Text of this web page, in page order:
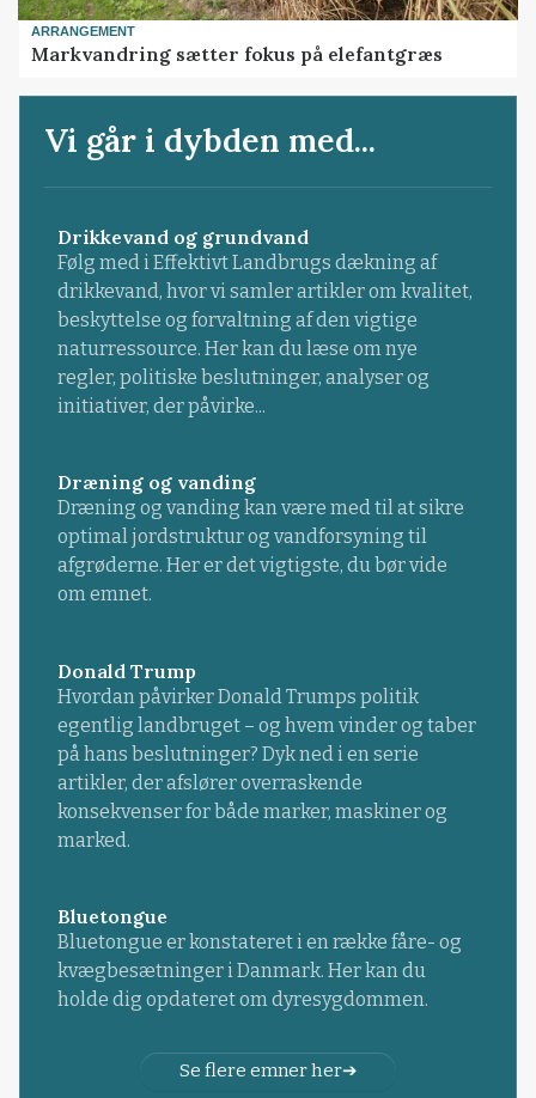
ARRANGEMENT
Markvandring sætter fokus på elefantgræs
Vi går i dybden med...
Drikkevand og grundvand
Følg med i Effektivt Landbrugs dækning af
drikkevand, hvor vi samler artikler om kvalitet,
beskyttelse og forvaltning af den vigtige
naturressource. Her kan du læse om nye
regler, politiske beslutninger, analyser og
initiativer, der påvirke...
Dræning og vanding
Dræning og vanding kan være med til at sikre
optimal jordstruktur og vandforsyning til
afgrøderne. Her er det vigtigste, du bør vide
om emnet.
Donald Trump
Hvordan påvirker Donald Trumps politik
egentlig landbruget – og hvem vinder og taber
på hans beslutninger? Dyk ned i en serie
artikler, der afslører overraskende
konsekvenser for både marker, maskiner og
marked.
Bluetongue
Bluetongue er konstateret i en række fåre- og
kvægbesætninger i Danmark. Her kan du
holde dig opdateret om dyresygdommen.
Se flere emner her